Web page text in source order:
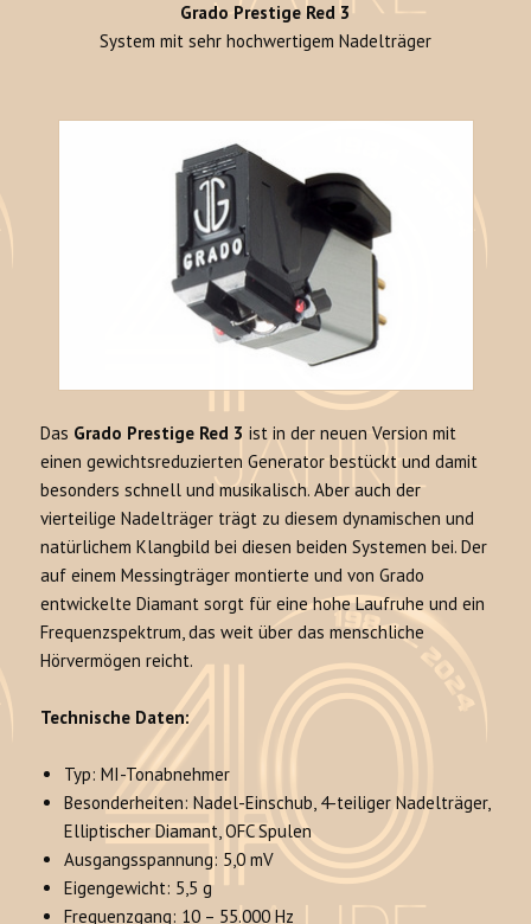
Grado Prestige Red 3
System mit sehr hochwertigem Nadelträger
Das Grado Prestige Red 3ist in der neuen Version mit
einen gewichtsreduzierten Generator bestückt und damit
besonders schnell und musikalisch. Aber auch der
vierteilige Nadelträger trägt zu diesem dynamischen und
natürlichem Klangbild bei diesen beiden Systemen bei. Der
auf einem Messingträger montierte und von Grado
entwickelte Diamant sorgt für eine hohe Laufruhe und ein
Frequenzspektrum, das weit über das menschliche
Hörvermögen reicht.
Technische Daten:
Typ: MI-Tonabnehmer
Besonderheiten: Nadel-Einschub, 4-teiliger Nadelträger,
Elliptischer Diamant, OFC Spulen
Ausgangsspannung: 5,0 mV
Eigengewicht: 5,5 g
Frequenzgang: 10 – 55.000 Hz